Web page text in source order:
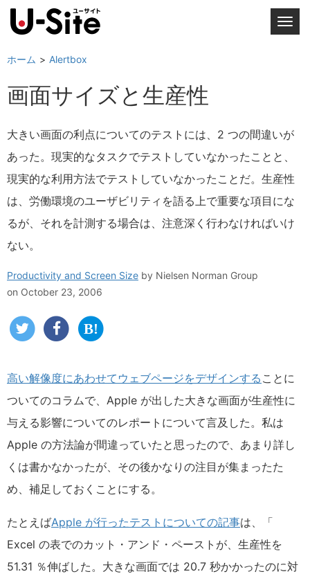
T
a
v
i
a
t
ホーム Alertbox
画面サイズと生産性
大きい画面の利点についてのテストには、2 つの間違いが
あった。現実的なタスクでテストしていなかったことと、
現実的な利用方法でテストしていなかったことだ。生産性
は、労働環境のユーザビリティを語る上で重要な項目にな
るが、それを計測する場合は、注意深く行わなければいけ
ない。
Productivity and Screen Size by Nielsen Norman Group
on October 23, 2006
高い解像度にあわせてウェブページをデザインする ことに
ついてのコラムで、Apple が出した大きな画面が生産性に
与える影響についてのレポートについて言及した。私は
Apple の方法論が間違っていたと思ったので、あまり詳し
くは書かなかったが、その後かなりの注目が集まったた
め、補足しておくことにする。
たとえばApple が行ったテストについての記事は、「
Excel の表でのカット・アンド・ペーストが、生産性を
51.31 ％伸ばした。大きな画面では 20.7 秒かかったのに対